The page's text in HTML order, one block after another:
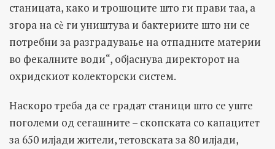
станицата, како и трошоците што ги прави таа, а
згора на сѐ ги уништува и бактериите што ни се
потребни за разградување на отпадните материи
во фекалните води“, објаснува директорот на
охридскиот колекторски систем.
Наскоро треба да се градат станици што се уште
поголеми од сегашните – скопската со капацитет
за 650 илјади жители, тетовската за 80 илјади,